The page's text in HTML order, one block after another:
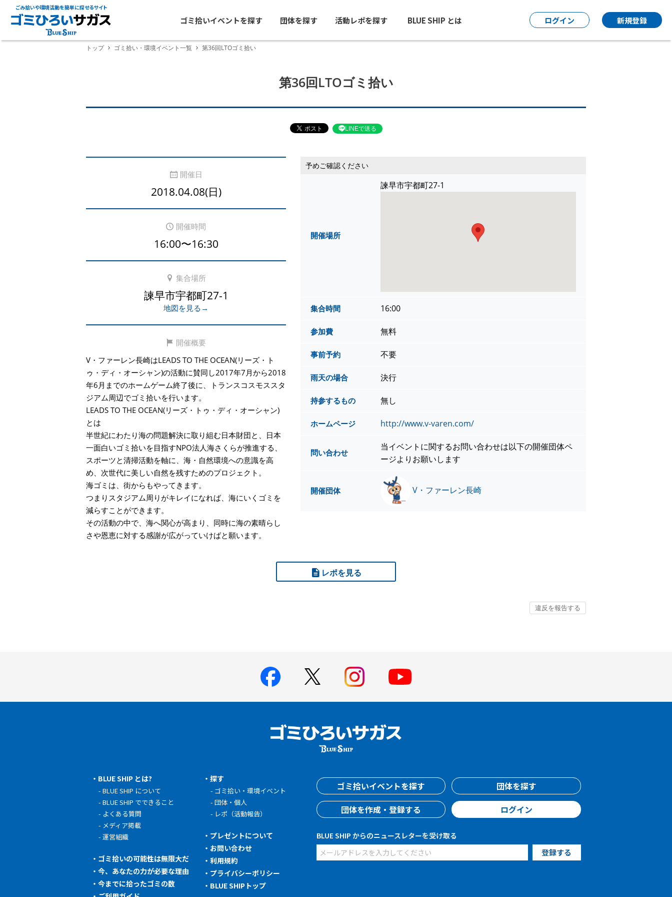
ごみ拾いや環境活動を簡単に探せるサイト
ゴミ拾いイベントを探す 団体を探す 活動レポを探す BLUE SHIP とは ログイン 新規登録
トップ ゴミ拾い・環境イベント一覧 第36回LTOゴミ拾い
第36回LTOゴミ拾い
LINEで送る
開催日
2018.04.08(日)
開催時間
16:00〜16:30
集合場所
諫早市宇都町27-1
地図を見る→
開催概要
V・ファーレン長崎はLEADS TO THE OCEAN(リーズ・ト
ゥ・ディ・オーシャン)の活動に賛同し2017年7月から2018
年6月までのホームゲーム終了後に、トランスコスモススタ
ジアム周辺でゴミ拾いを行います。
LEADS TO THE OCEAN(リーズ・トゥ・ディ・オーシャン)
とは
半世紀にわたり海の問題解決に取り組む日本財団と、日本
一面白いゴミ拾いを目指すNPO法人海さくらが推進する、
スポーツと清掃活動を軸に、海・自然環境への意識を高
め、次世代に美しい自然を残すためのプロジェクト。
海ゴミは、街からもやってきます。
つまりスタジアム周りがキレイになれば、海にいくゴミを
減らすことができます。
その活動の中で、海へ関心が高まり、同時に海の素晴らし
さや恩恵に対する感謝が広がっていけばと願います。
予めご確認ください
開催場所
諫早市宇都町27-1
集合時間 16:00
参加費 無料
事前予約 不要
雨天の場合 決行
持参するもの 無し
ホームページ http://www.v-varen.com/
問い合わせ
当イベントに関するお問い合わせは以下の開催団体ペ
ージよりお願いします
開催団体 V・ファーレン長崎
レポを見る
BLUE SHIP とは?
BLUE SHIP について
BLUE SHIP でできること
よくある質問
メディア掲載
運営組織
ゴミ拾いの可能性は無限大だ
今、あなたの力が必要な理由
今までに拾ったゴミの数
探す
ゴミ拾い・環境イベント
団体・個人
レポ（活動報告）
プレゼントについて
お問い合わせ
利用規約
プライバシーポリシー
BLUE SHIPトップ
ゴミ拾いイベントを探す
団体を探す
団体を作成・登録する
ログイン
BLUE SHIP からのニュースレターを受け取る